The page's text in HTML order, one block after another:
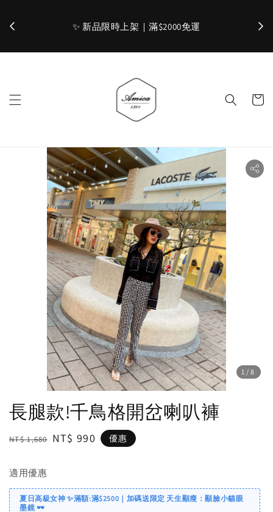
加入官網會員，立即折 $100 ✨
1 /8
長腿款!千鳥格開岔喇叭褲
Regular
NT$ 1,680 Sale
NT$ 990 優惠
適用優惠
夏日高級女神 ✨滿額:滿$2500｜加碼送限定 天生顯瘦：顯臉小貓眼
墨鏡 🕶️